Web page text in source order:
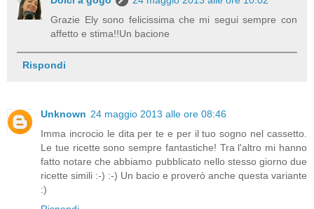
Grazie Ely sono felicissima che mi segui sempre con
affetto e stima!!Un bacione
Rispondi
Unknown 24 maggio 2013 alle ore 08:46
Imma incrocio le dita per te e per il tuo sogno nel cassetto.
Le tue ricette sono sempre fantastiche! Tra l'altro mi hanno
fatto notare che abbiamo pubblicato nello stesso giorno due
ricette simili :-) :-) Un bacio e proverò anche questa variante
:)